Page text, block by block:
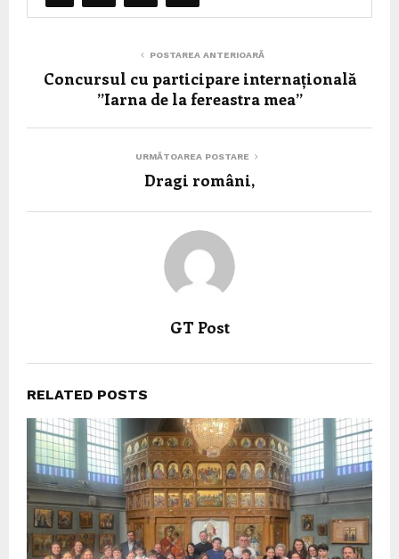
POSTAREA ANTERIOARĂ
Concursul cu participare internațională
”Iarna de la fereastra mea”
URMĂTOAREA POSTARE
Dragi români,
GT Post
RELATED POSTS